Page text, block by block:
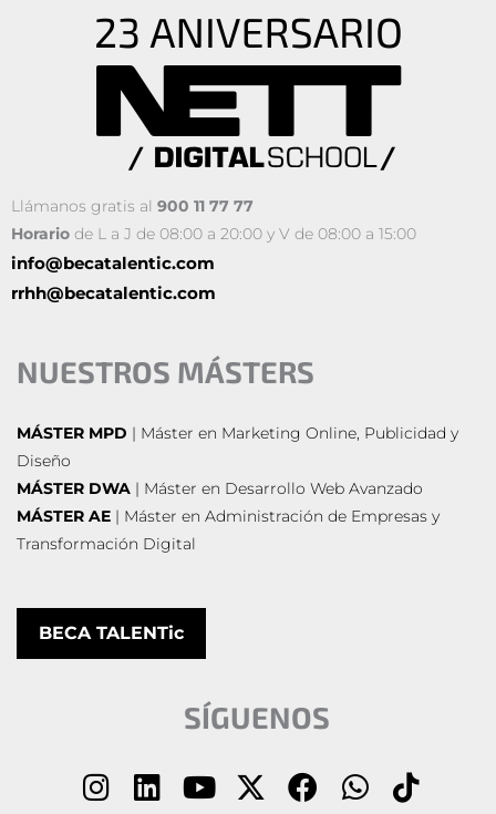
Llámanos gratis al 900 11 77 77
Horario de L a J de 08:00 a 20:00 y V de 08:00 a 15:00
info@becatalentic.com
rrhh@becatalentic.com
NUESTROS MÁSTERS
MÁSTER MPD | Máster en Marketing Online, Publicidad y
Diseño
MÁSTER DWA | Máster en Desarrollo Web Avanzado
MÁSTER AE | Máster en Administración de Empresas y
Transformación Digital
BECA TALENTic
SÍGUENOS
I
L
Y
X
F
W
T